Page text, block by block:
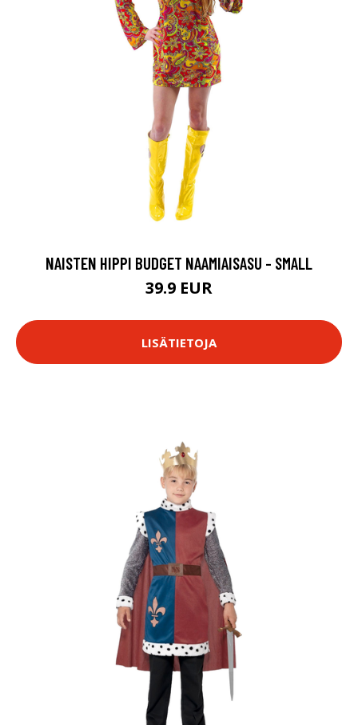
NAISTEN HIPPI BUDGET NAAMIAISASU - SMALL
39.9 EUR
LISÄTIETOJA